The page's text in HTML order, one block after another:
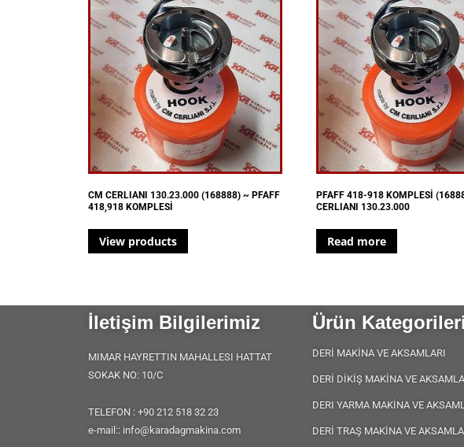
CM CERLIANI 130.23.000 (168888) ~ PFAFF
418,918 KOMPLESİ
View products
PFAFF 418-918 KOMPLESİ
CERLIANI 130.23.000
Read more
İletişim Bilgilerimiz
MIMAR HAYRETTIN MAHALLESI HATTAT
SOKAK NO: 10/C
TELEFON : +90 212 518 32 23
e-mail:: info@karadagmakina.com
Ürün Kategorileri
DERİ MAKİNA VE AKSAMLARI
DERİ DİKİŞ MAKİNA VE
DERI YARMA MAKİNA VE
DERİ TRAŞ MAKİNA VE